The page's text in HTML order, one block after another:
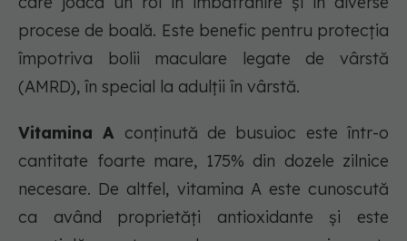
procese de boală. Este benefic pentru protecția
împotriva bolii maculare legate de vârstă
(AMRD), în special la adulții în vârstă.
Vitamina A conținută de busuioc este într-o
cantitate foarte mare, 175% din dozele zilnice
necesare. De altfel, vitamina A este cunoscută
ca având proprietăți antioxidante și este